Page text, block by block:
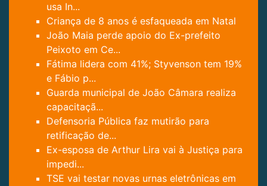
usa In...
Criança de 8 anos é esfaqueada em Natal
João Maia perde apoio do Ex-prefeito
Peixoto em Ce...
Fátima lidera com 41%; Styvenson tem 19%
e Fábio p...
Guarda municipal de João Câmara realiza
capacitaçã...
Defensoria Pública faz mutirão para
retificação de...
Ex-esposa de Arthur Lira vai à Justiça para
impedi...
TSE vai testar novas urnas eletrônicas em